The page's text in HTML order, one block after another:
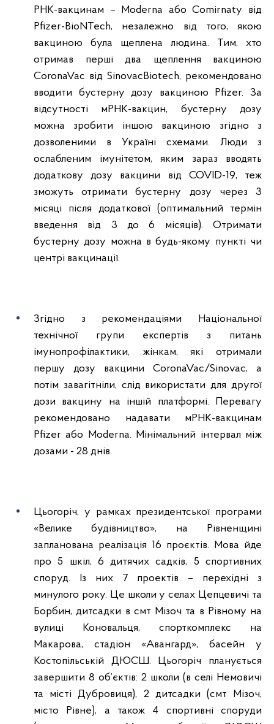
РНК-вакцинам – Moderna або Comirnaty від
Pfizer-BioNTech, незалежно від того, якою
вакциною була щеплена людина. Тим, хто
отримав перші два щеплення вакциною
CoronaVac від SinovacBiotech, рекомендовано
вводити бустерну дозу вакциною Pfizer. За
відсутності мРНК-вакцин, бустерну дозу
можна зробити іншою вакциною згідно з
дозволеними в Україні схемами. Люди з
ослабленим імунітетом, яким зараз вводять
додаткову дозу вакцини від COVID-19, теж
зможуть отримати бустерну дозу через 3
місяці після додаткової (оптимальний термін
введення від 3 до 6 місяців). Отримати
бустерну дозу можна в будь-якому пункті чи
центрі вакцинації.
Згідно з рекомендаціями Національної
технічної групи експертів з питань
імунопрофілактики, жінкам, які отримали
першу дозу вакцини CoronaVac/Sinovac, а
потім завагітніли, слід використати для другої
дози вакцину на іншій платформі. Перевагу
рекомендовано надавати мРНК-вакцинам
Pfizer або Moderna. Мінімальний інтервал між
дозами - 28 днів.
Цьогоріч, у рамках президентської програми
«Велике будівництво», на Рівненщині
запланована реалізація 16 проєктів. Мова йде
про 5 шкіл, 6 дитячих садків, 5 спортивних
споруд. Із них 7 проектів – перехідні з
минулого року. Це школи у селах Цепцевичі та
Борбин, дитсадки в смт Мізоч та в Рівному на
вулиці Коновальця, спорткомплекс на
Макарова, стадіон «Авангард», басейн у
Костопільській ДЮСШ. Цьогоріч планується
завершити 8 об’єктів: 2 школи (в селі Немовичі
та місті Дубровиця), 2 дитсадки (смт Мізоч,
місто Рівне), а також 4 спортивні споруди